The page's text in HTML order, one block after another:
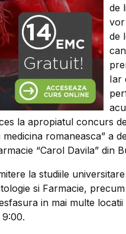
de
vor
de
Iar
la apropiatul concurs
romaneasca” a
“Carol Davila” din
la studiile
si Farmacie,
in mai multe